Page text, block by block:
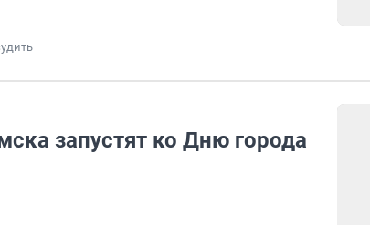
запустят ко Дню города